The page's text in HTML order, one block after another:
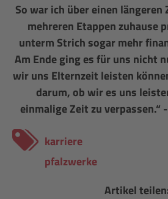
So war ich über einen
mehreren Etappen zuhause
unterm Strich sogar mehr
Am Ende ging es für uns nicht
wir uns Elternzeit leisten
darum, ob wir es uns
einmalige Zeit zu verpassen.“
karriere
pfalzwerke
Artikel